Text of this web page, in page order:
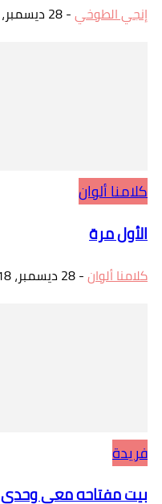
إنجي الطوخي-28 ديسمبر، 2018
كلامنا ألوان
الأول مرة
كلامنا ألوان-28 ديسمبر، 2018
فريدة
بيت مفتاحه معي وحدي